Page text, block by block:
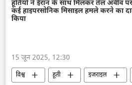
अंतर्राष्ट्रीय परमाणु ऊर्जा अभिकरण (IAEA)
हूतियों ने ईरान के साथ मिलकर तेल अवीव पर
कई हाइपरसोनिक मिसाइल हमले करने का
किया
15 जून 2025, 12:30
विश्व हूती इजराइल